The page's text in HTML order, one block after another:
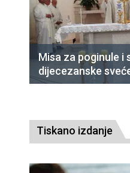
Misa za poginule i
dijecezanske
Tiskano izdanje